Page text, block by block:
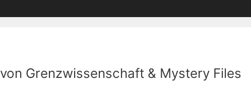
von Grenzwissenschaft & Mystery Files